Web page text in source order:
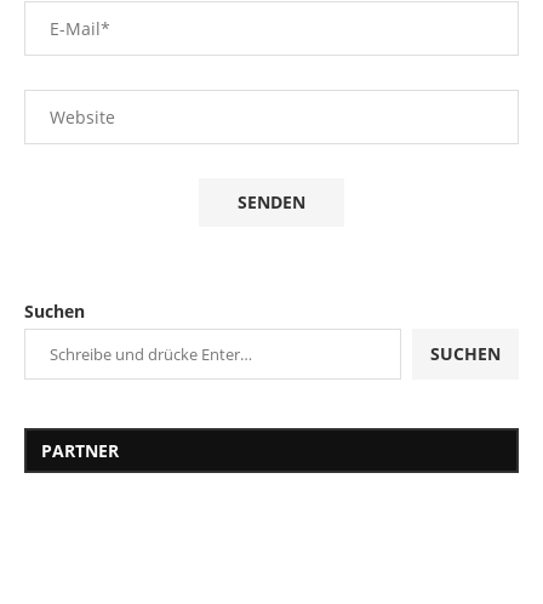
Suchen
SUCHEN
PARTNER